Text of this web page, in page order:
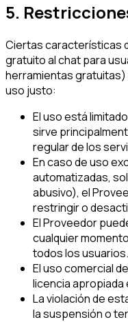
5.
Ciertas características
gratuito al chat para
herramientas
uso justo:
El uso está
sirve
regular de los
En caso de uso
automatizadas,
abusivo), el
restringir o
El Proveedor
cualquier
todos los usuarios.
El uso comercial
licencia
La violación de
la suspensión o